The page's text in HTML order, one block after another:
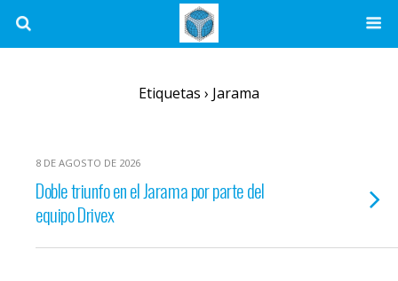
Etiquetas › Jarama
8 DE AGOSTO DE 2026
Doble triunfo en el Jarama por parte del
equipo Drivex